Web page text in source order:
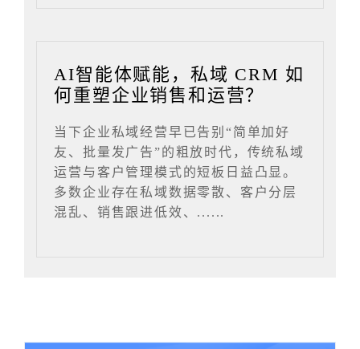
AI智能体赋能，私域 CRM 如
何重塑企业销售和运营？
当下企业私域经营早已告别“简单加好
友、批量发广告”的粗放时代，传统私域
运营与客户管理模式的短板日益凸显。
多数企业存在私域数据零散、客户分层
混乱、销售跟进低效、......